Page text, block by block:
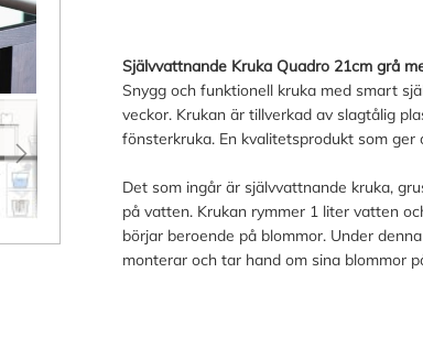
Självvattnande Kruka Quadro 21cm grå
Snygg och funktionell kruka med smart
veckor. Krukan är tillverkad av slagtålig
fönsterkruka. En kvalitetsprodukt som ger
Det som ingår är självvattnande kruka,
på vatten. Krukan rymmer 1 liter vatten
börjar beroende på blommor. Under
monterar och tar hand om sina blommor